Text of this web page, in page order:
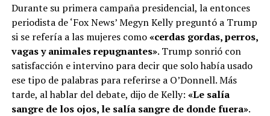
Durante su primera campaña presidencial, la entonces
periodista de ‘Fox News’ Megyn Kelly preguntó a Trump
si se refería a las mujeres como«cerdas gordas, perros,
vagas y animales repugnantes». Trump sonrió con
satisfacción e intervino para decir que solo había usado
ese tipo de palabras para referirse a O’Donnell. Más
tarde, al hablar del debate, dijo de Kelly: «Le salía
sangre de los ojos, le salía sangre de donde fuera».